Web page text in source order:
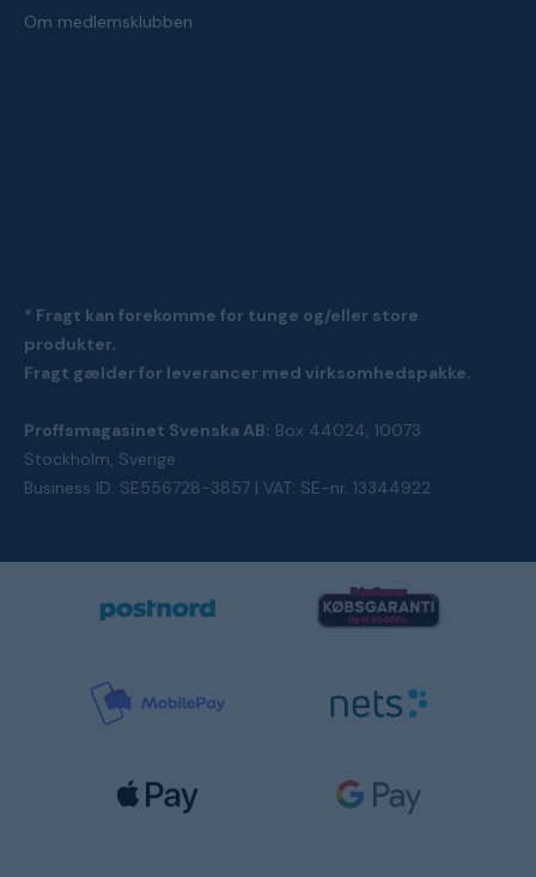
Om medlemsklubben
* Fragt kan forekomme for tunge og/eller store
produkter.
Fragt gælder for leverancer med virksomhedspakke.
Proffsmagasinet Svenska AB: Box 44024, 10073
Stockholm, Sverige
Business ID: SE556728-3857 | VAT: SE-nr. 13344922